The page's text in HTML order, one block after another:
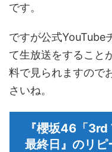
です。
ですが公式YouTube
て生放送をすること
料で見られますので
さいね。
『櫻坂46「
最終日』のリ